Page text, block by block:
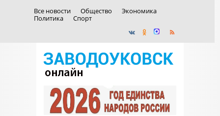
Все новости Общество
Экономика
Политика
Спорт